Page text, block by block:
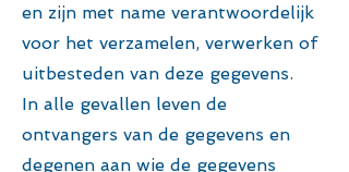
en zijn met name verantwoordelijk
voor het verzamelen, verwerken of
uitbesteden van deze gegevens.
In alle gevallen leven de
ontvangers van de gegevens en
degenen aan wie de gegevens